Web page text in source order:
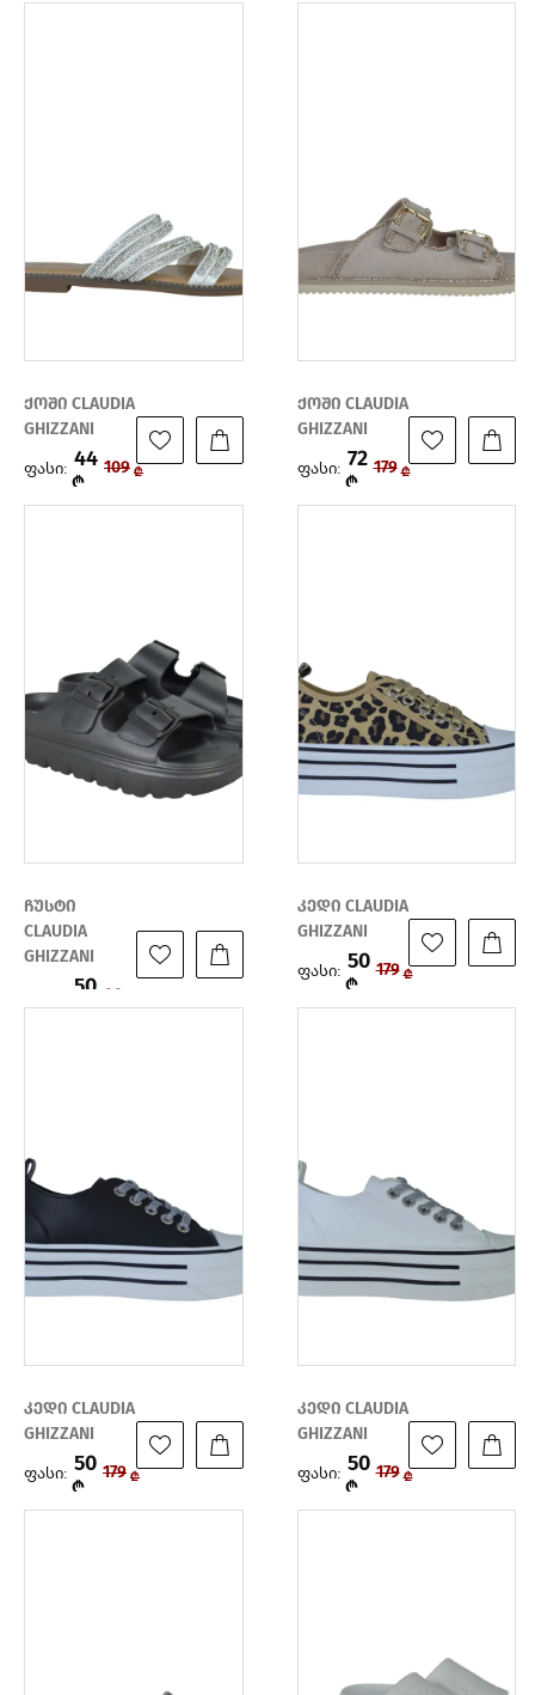
ქოში CLAUDIA
GHIZZANI
ფასი: 44
₾
109 ₾
ქოში CLAUDIA
GHIZZANI
ფასი: 72
₾
179 ₾
ჩუსტი
CLAUDIA
GHIZZANI
50
₾
99
კედი CLAUDIA
GHIZZANI
ფასი: 50
₾
179 ₾
კედი CLAUDIA
GHIZZANI
ფასი: 50
₾
179 ₾
კედი CLAUDIA
GHIZZANI
ფასი: 50
₾
179 ₾